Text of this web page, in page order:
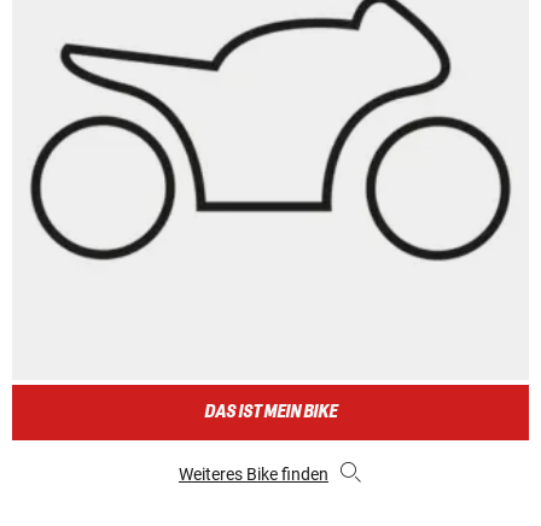
DAS IST MEIN BIKE
Weiteres Bike finden